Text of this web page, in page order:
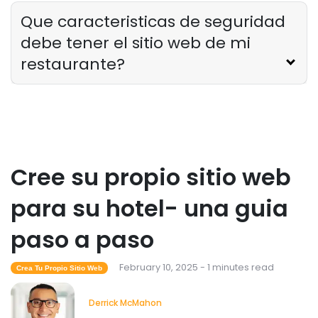
Que caracteristicas de seguridad
debe tener el sitio web de mi
restaurante?
Cree su propio sitio web
para su hotel- una guia
paso a paso
Crea Tu Propio Sitio Web February 10, 2025 - 1 minutes read
Derrick McMahon